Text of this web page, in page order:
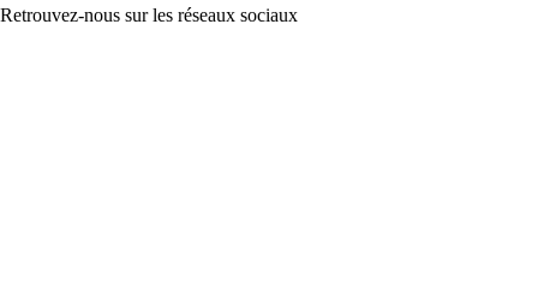
Retrouvez-nous sur les réseaux sociaux